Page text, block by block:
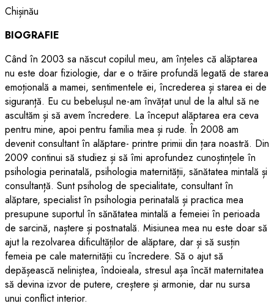
Chișinău
BIOGRAFIE
Când în 2003 sa născut copilul meu, am înțeles că alăptarea
nu este doar fiziologie, dar e o trăire profundă legată de starea
emoțională a mamei, sentimentele ei, încrederea și starea ei de
siguranță. Eu cu bebelușul ne-am învățat unul de la altul să ne
ascultăm și să avem încredere. La început alăptarea era ceva
pentru mine, apoi pentru familia mea și rude. În 2008 am
devenit consultant în alăptare- printre primii din țara noastră. Din
2009 continui să studiez și să îmi aprofundez cunoștințele în
psihologia perinatală, psihologia maternității, sănătatea mintală și
consultanță. Sunt psiholog de specialitate, consultant în
alăptare, specialist în psihologia perinatală și practica mea
presupune suportul în sănătatea mintală a femeiei în perioada
de sarcină, naștere și postnatală. Misiunea mea nu este doar să
ajut la rezolvarea dificultăților de alăptare, dar și să susțin
femeia pe cale maternității cu încredere. Să o ajut să
depășească neliniștea, îndoieala, stresul așa încăt maternitatea
să devina izvor de putere, creștere și armonie, dar nu sursa
unui conflict interior.